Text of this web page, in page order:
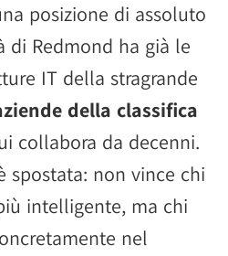
posizione di assoluto
di Redmond ha già le
IT della stragrande
della classifica
collabora da decenni.
spostata: non vince chi
intelligente, ma chi
nel